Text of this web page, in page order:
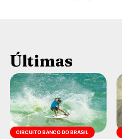
Últimas
CIRCUITO BANCO DO BRASIL